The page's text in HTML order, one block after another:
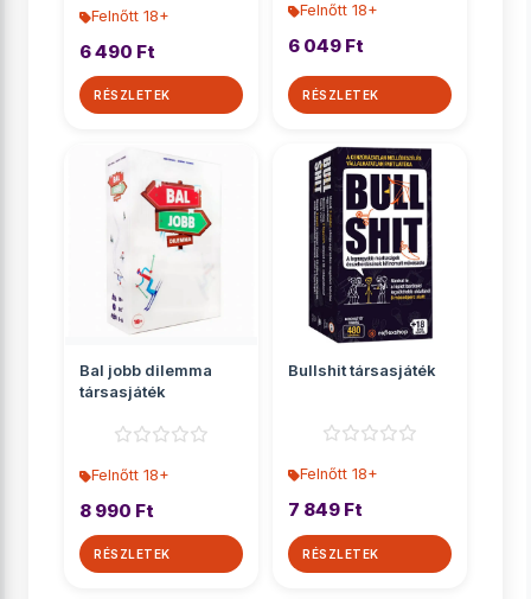
Felnőtt 18+
6 490 Ft
RÉSZLETEK
Felnőtt 18+
6 049 Ft
RÉSZLETEK
Bal jobb dilemma
társasjáték
Felnőtt 18+
8 990 Ft
RÉSZLETEK
Bullshit társasjáték
Felnőtt 18+
7 849 Ft
RÉSZLETEK